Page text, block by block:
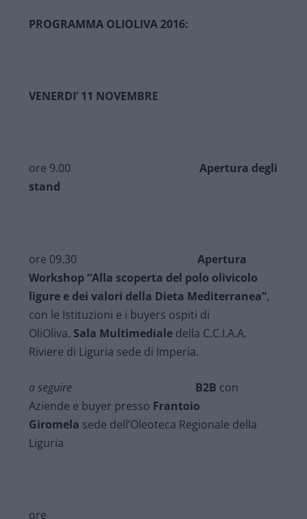
PROGRAMMA OLIOLIVA 2016:
VENERDI’ 11 NOVEMBRE
ore 9.00Apertura degli
stand
ore 09.30Apertura
Workshop “Alla scoperta del polo olivicolo
ligure e dei valori della Dieta Mediterranea”,
con le Istituzioni e i buyers ospiti di
OliOliva. Sala Multimediale della C.C.I.A.A.
Riviere di Liguria sede di Imperia.
a seguire B2B con
Aziende e buyer presso Frantoio
Giromela sede dell’Oleoteca Regionale della
Liguria
ore